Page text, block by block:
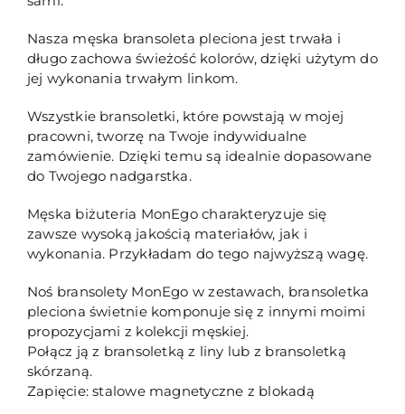
Nasza męska bransoleta pleciona jest trwała i
długo zachowa świeżość kolorów, dzięki użytym do
jej wykonania trwałym linkom.
Wszystkie bransoletki, które powstają w mojej
pracowni, tworzę na Twoje indywidualne
zamówienie. Dzięki temu są idealnie dopasowane
do Twojego nadgarstka.
Męska biżuteria MonEgo charakteryzuje się
zawsze wysoką jakością materiałów, jak i
wykonania. Przykładam do tego najwyższą wagę.
Noś bransolety MonEgo w zestawach, bransoletka
pleciona świetnie komponuje się z innymi moimi
propozycjami z kolekcji męskiej.
Połącz ją z bransoletką z liny lub z bransoletką
skórzaną.
Zapięcie: stalowe magnetyczne z blokadą